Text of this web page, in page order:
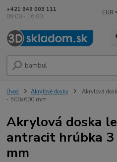
EUR
+421 949 003 111
09:00 - 16:00
Úvod Akrylové dosky
Akrylová
- 500x600 mm
Akrylová doska
antracit hrúbka
mm